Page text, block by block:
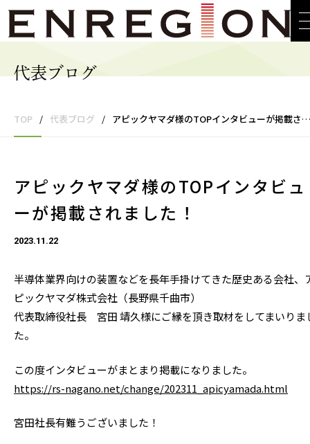
代表ブログ
TOP / 代表ブログ / アピックヤマダ様のTOPインタビューが掲載されました！
アピックヤマダ様のTOPインタビュ
ーが掲載されました！
2023.11.22
半導体業界向けの装置などを長年手掛けてきた歴史ある会社、
ピックヤマダ株式会社（長野県千曲市）
代表取締役社長 宮田 靖久様にご縁を頂き取材をしてまいりま
た。
この度インタビューがまとまり掲載になりました。
https://rs-nagano.net/change/202311_apicyamada.html
宮田社長有難うございました！